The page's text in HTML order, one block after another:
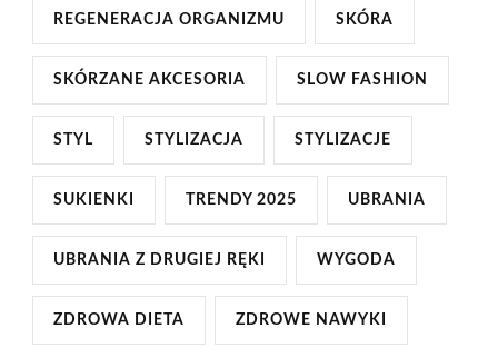
REGENERACJA ORGANIZMU SKÓRA
SKÓRZANE AKCESORIA SLOW FASHION
STYL STYLIZACJA STYLIZACJE
SUKIENKI TRENDY 2025 UBRANIA
UBRANIA Z DRUGIEJ RĘKI WYGODA
ZDROWA DIETA ZDROWE NAWYKI